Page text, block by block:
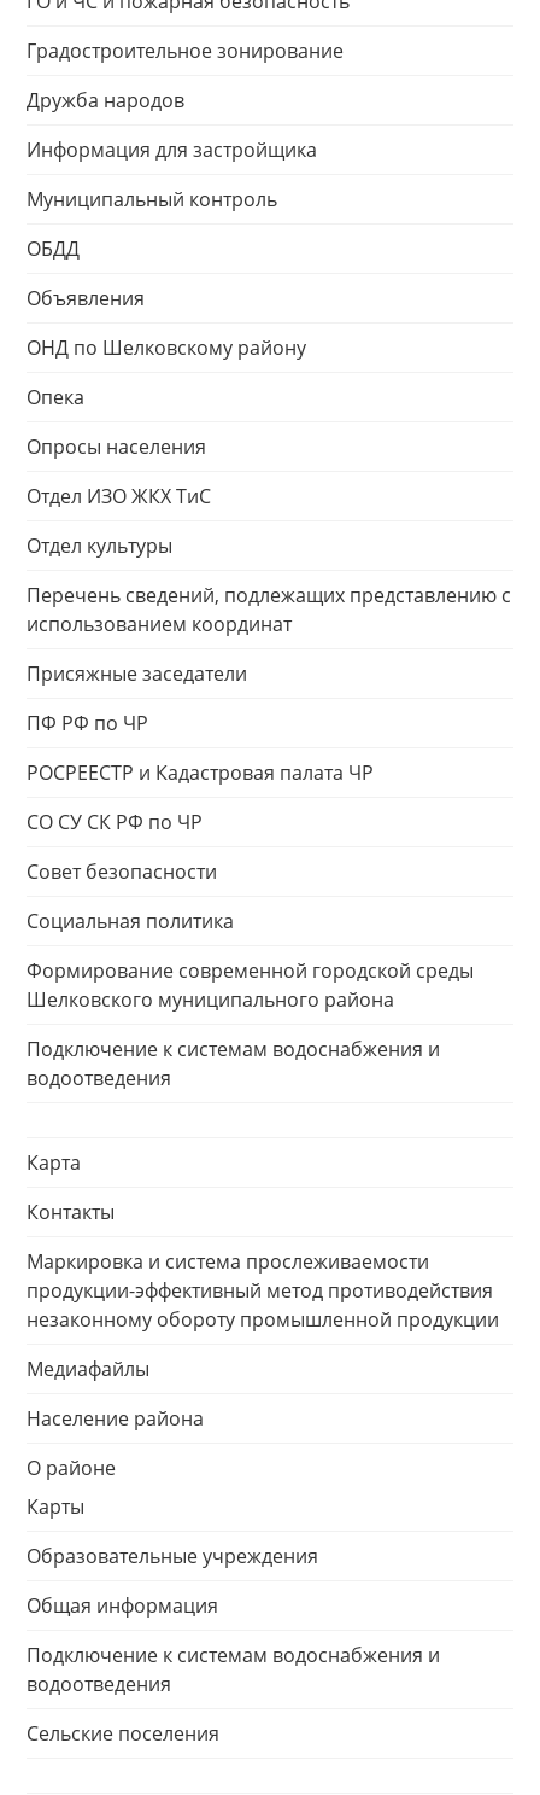
Градостроительное зонирование
Дружба народов
Информация для застройщика
Муниципальный контроль
ОБДД
Объявления
ОНД по Шелковскому району
Опека
Опросы населения
Отдел ИЗО ЖКХ ТиС
Отдел культуры
Перечень сведений, подлежащих представлению с
использованием координат
Присяжные заседатели
ПФ РФ по ЧР
РОСРЕЕСТР и Кадастровая палата ЧР
СО СУ СК РФ по ЧР
Совет безопасности
Социальная политика
Формирование современной городской среды
Шелковского муниципального района
Подключение к системам водоснабжения и
водоотведения
Карта
Контакты
Маркировка и система прослеживаемости
продукции-эффективный метод противодействия
незаконному обороту промышленной продукции
Медиафайлы
Население района
О районе
Карты
Образовательные учреждения
Общая информация
Подключение к системам водоснабжения и
водоотведения
Сельские поселения